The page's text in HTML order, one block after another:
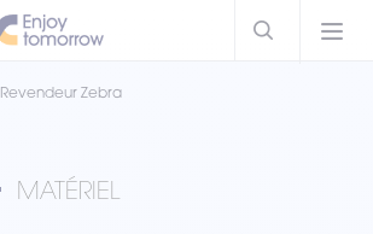
Revendeur Zebra
MATÉRIEL